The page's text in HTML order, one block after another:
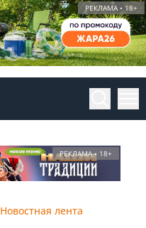
РЕКЛАМА • 18+
РЕКЛАМА • 18+
Новостная лента